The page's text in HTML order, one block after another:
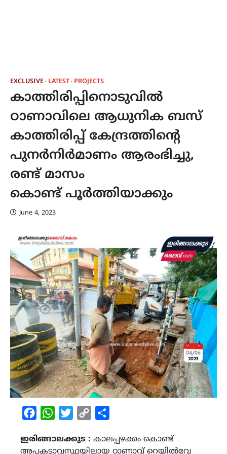
EXCLUSIVE LATEST PROJECTS
കാത്തിരിപ്പിനൊടുവിൽ
ഠാണാവിലെ ആധുനിക ബസ്
കാത്തിരിപ്പ് കേന്ദ്രത്തിന്‍റെ
പുനർനിർമാണം ആരംഭിച്ചു,
രണ്ട് മാസം
കൊണ്ട് പൂർത്തിയാക്കും
June 4, 2023
FacebookWhatsAppTwitterCopy
ഇരിങ്ങാലക്കുട : കാലപ്പഴക്കം കൊണ്ട്
അപകടാവസ്ഥയിലായ ഠാണാവ് റെയിൽവേ